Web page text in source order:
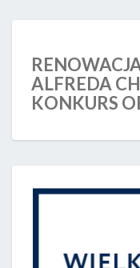
ALFREDA
KONKURS